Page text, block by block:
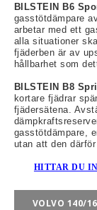
Rally-
BUMPSTOPS,
BILSTEIN B6
gasstötdämpare
arbetar med ett
alla situationer
fjäderben är av
hållbarhet som
BILSTEIN B8
kortare fjädrar
fjädersätena.
gasstötdämpare,
utan att den
HITTAR DU
VOLVO 140/